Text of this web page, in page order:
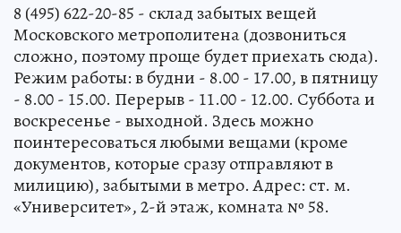
8 (495) 622-20-85 - склад забытых вещей
Московского метрополитена (дозвониться
сложно, поэтому проще будет приехать сюда).
Режим работы: в будни - 8.00 - 17.00, в пятницу
- 8.00 - 15.00. Перерыв - 11.00 - 12.00. Суббота и
воскресенье - выходной. Здесь можно
поинтересоваться любыми вещами (кроме
документов, которые сразу отправляют в
милицию), забытыми в метро. Адрес: ст. м.
«Университет», 2-й этаж, комната № 58.